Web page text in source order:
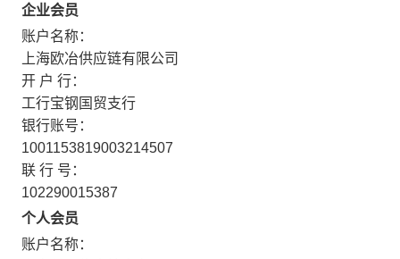
企业会员
账户名称：
上海欧冶供应链有限公司
开 户 行：
工行宝钢国贸支行
银行账号：
1001153819003214507
联 行 号：
102290015387
个人会员
账户名称：